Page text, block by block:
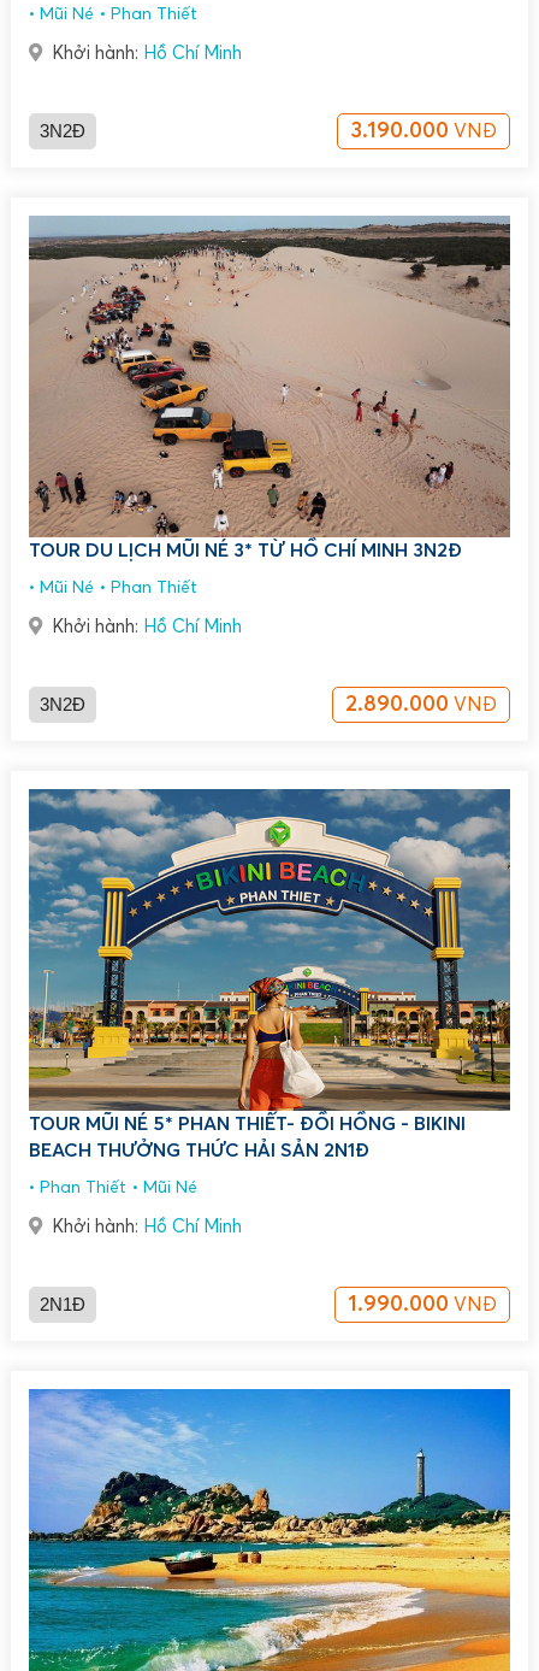
Mũi Né Phan Thiết
Khởi hành: Hồ Chí Minh
3N2Đ 3.190.000 VNĐ
TOUR DU LỊCH MŨI NÉ 3* TỪ HỒ CHÍ MINH 3N2Đ
Mũi Né Phan Thiết
Khởi hành: Hồ Chí Minh
3N2Đ 2.890.000 VNĐ
TOUR MŨI NÉ 5* PHAN THIẾT- ĐỒI HỒNG - BIKINI
BEACH THƯỞNG THỨC HẢI SẢN 2N1Đ
Phan Thiết Mũi Né
Khởi hành: Hồ Chí Minh
2N1Đ 1.990.000 VNĐ